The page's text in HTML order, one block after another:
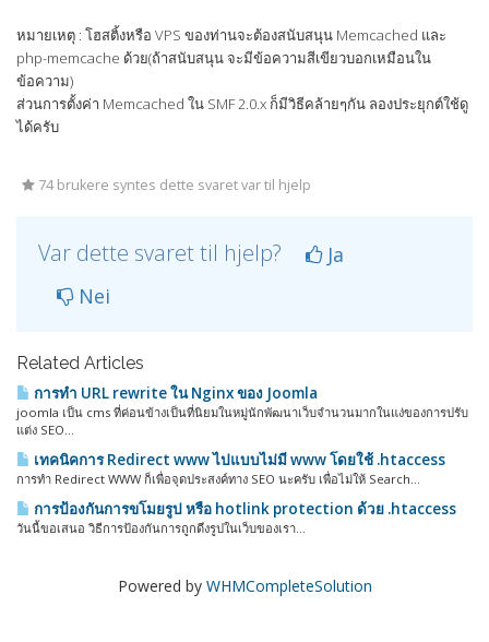
หมายเหตุ : โฮสติ้งหรือ VPS ของท่านจะต้องสนับสนุน Memcached และ
php-memcache ด้วย(ถ้าสนับสนุน จะมีข้อความสีเขียวบอกเหมือนใน
ข้อความ)
ส่วนการตั้งค่า Memcached ใน SMF 2.0.x ก็มีวิธีคล้ายๆกัน ลองประยุกต์ใช้ดู
ได้ครับ
74 brukere syntes dette svaret var til hjelp
Var dette svaret til hjelp?
Ja
Nei
Related Articles
การทำ URL rewrite ใน Nginx ของ Joomla
joomla เป็น cms ที่ค่อนข้างเป็นที่นิยมในหมู่นักพัฒนาเว็บจำนวนมากในแง่ของการปรับ
แต่ง SEO...
เทคนิคการ Redirect www ไปแบบไม่มี www โดยใช้ .htaccess
การทำ Redirect WWW ก็เพื่อจุดประสงค์ทาง SEO นะครับ เพื่อไม่ให้ Search...
การป้องกันการขโมยรูป หรือ hotlink protection ด้วย .htaccess
วันนี้ขอเสนอ วิธีการป้องกันการถูกดึงรูปในเว็บของเรา...
Powered by WHMCompleteSolution